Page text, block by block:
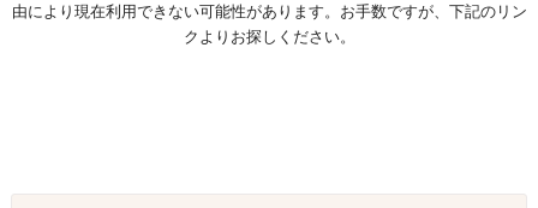
由により現在利用できない可能性があります。お手数ですが、下記のリン
クよりお探しください。